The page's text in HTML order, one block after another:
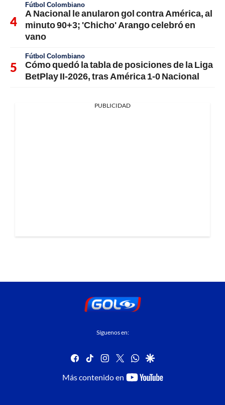
Fútbol Colombiano
A Nacional le anularon gol contra América, al
minuto 90+3; 'Chicho' Arango celebró en
vano
Fútbol Colombiano
Cómo quedó la tabla de posiciones de la Liga
BetPlay II-2026, tras América 1-0 Nacional
PUBLICIDAD
Síguenos en:
facebook
tiktok instagram
twitterwhatsapp
google
Más contenido en
youtube-